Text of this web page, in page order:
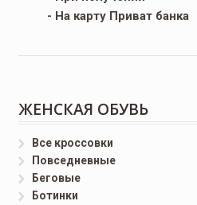
- На карту Приват банка
ЖЕНСКАЯ ОБУВЬ
Все кроссовки
Повседневные
Беговые
Ботинки